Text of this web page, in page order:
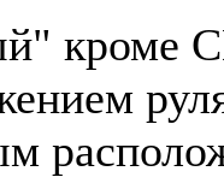
кроме